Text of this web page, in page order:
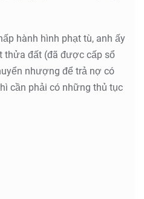
hành hình phạt tù, anh ấy
thửa đất (đã được cấp sổ
nhượng để trả nợ có
cần phải có những thủ tục